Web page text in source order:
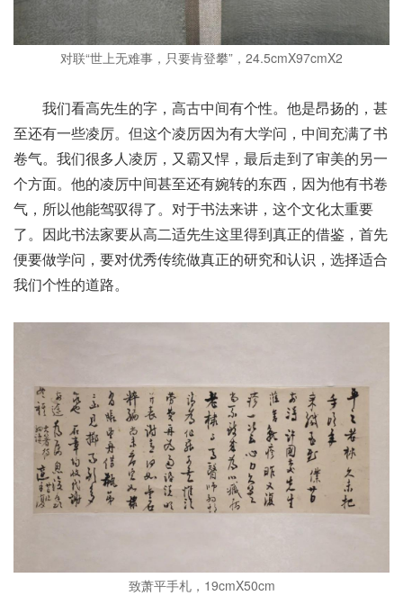
对联“世上无难事，只要肯登攀”，24.5cmX97cmX2
我们看高先生的字，高古中间有个性。他是昂扬的，甚
至还有一些凌厉。但这个凌厉因为有大学问，中间充满了书
卷气。我们很多人凌厉，又霸又悍，最后走到了审美的另一
个方面。他的凌厉中间甚至还有婉转的东西，因为他有书卷
气，所以他能驾驭得了。对于书法来讲，这个文化太重要
了。因此书法家要从高二适先生这里得到真正的借鉴，首先
便要做学问，要对优秀传统做真正的研究和认识，选择适合
我们个性的道路。
致萧平手札，19cmX50cm